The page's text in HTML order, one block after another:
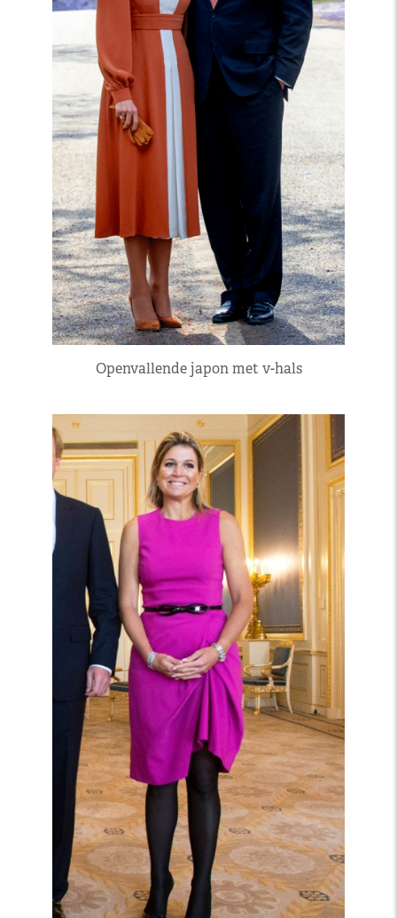
Openvallende japon met v-hals